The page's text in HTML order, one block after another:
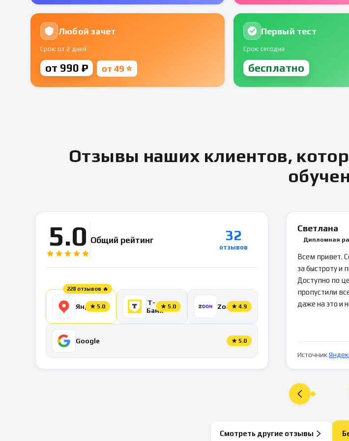
Любой зачет
Срок: от 2 дней
от 990 ₽ от 49 ⭐
Первый тест
Срок: сегодня
бесплатно
Отзывы наших клиентов,
5.0 Общий рейтинг 32
отзывов
228 отзывов 🔥
Яндекс
★ 5.0
Т-
Банк★ 5.0 Zoon★4.9
Google ★ 5.0
Светлана
Дипломная
Всем привет.
за быстроту и
Доступно по
пропустили
даже на это и
Источник
Смотреть другие отзывы